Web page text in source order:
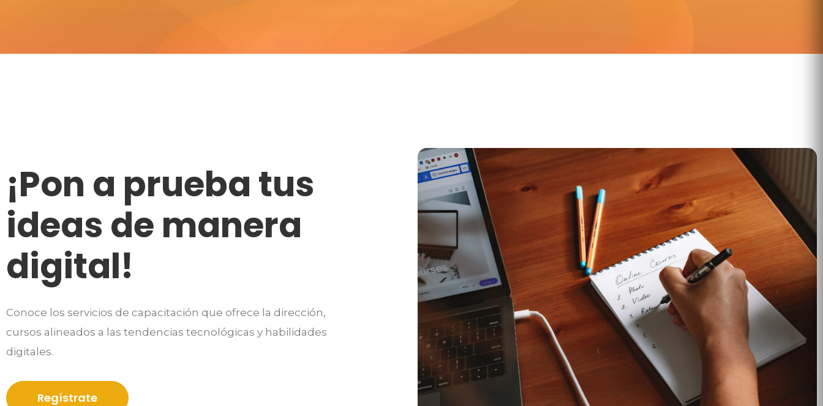
¡Pon a prueba tus
ideas de manera
digital!
Conoce los servicios de capacitación que ofrece la dirección,
cursos alineados a las tendencias tecnológicas y habilidades
digitales.
Regístrate